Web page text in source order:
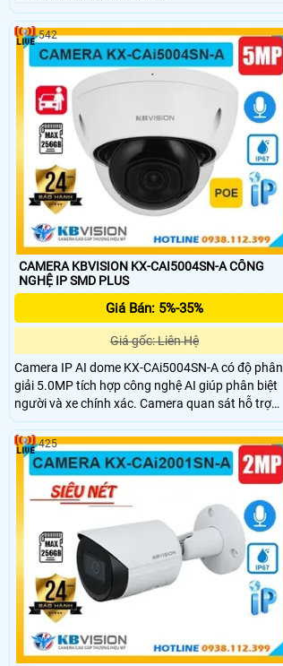
CAMERA KBVISION KX-CAI5004SN-A CÔNG
NGHỆ IP SMD PLUS
Giá Bán: 5%-35%
Giá gốc: Liên Hệ
Camera IP AI dome KX-CAi5004SN-A có độ phân
giải 5.0MP tích hợp công nghệ AI giúp phân biệt
người và xe chính xác. Camera quan sát hỗ trợ
chống ngược sáng WDR 120dB, tầm xa hồng
ngoại 30m, tích hợp mic và khe cắm thẻ nhớ
256GB. Với thiết kế kim loại bền bỉ, chuẩn IP67
chống nước, PoE tiện lợi đây là lựa chọn lý tưởng
cho giám sát an ninh.
542
425